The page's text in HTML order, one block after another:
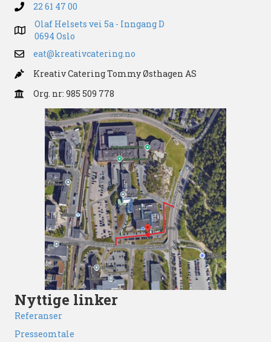
22 61 47 00
Olaf Helsets vei 5a - Inngang D
0694 Oslo
eat@kreativcatering.no
Kreativ Catering Tommy Østhagen AS
Org. nr: 985 509 778
Nyttige linker
Referanser
Presseomtale